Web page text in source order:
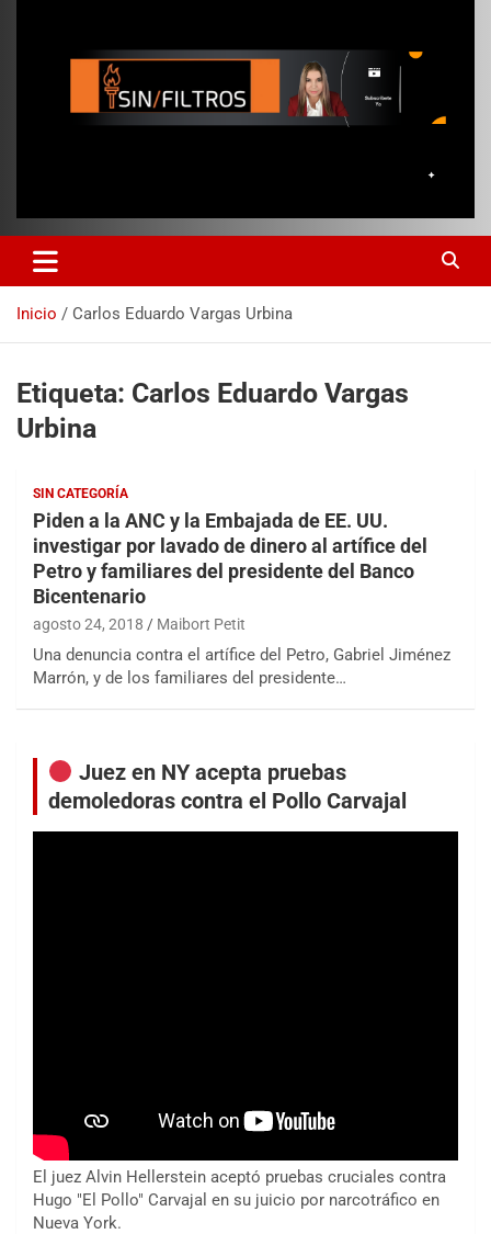
Inicio Carlos Eduardo Vargas Urbina
Etiqueta: Carlos Eduardo Vargas
Urbina
SIN CATEGORÍA
Piden a la ANC y la Embajada de EE. UU.
investigar por lavado de dinero al artífice del
Petro y familiares del presidente del Banco
Bicentenario
agosto 24, 2018 Maibort Petit
Una denuncia contra el artífice del Petro, Gabriel Jiménez
Marrón, y de los familiares del presidente…
Juez en NY acepta pruebas
demoledoras contra el Pollo Carvajal
El juez Alvin Hellerstein aceptó pruebas cruciales contra
Hugo "El Pollo" Carvajal en su juicio por narcotráfico en
Nueva York.